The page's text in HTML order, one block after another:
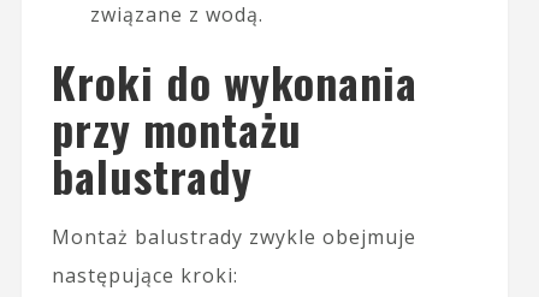
związane z wodą.
Kroki do wykonania
przy montażu
balustrady
Montaż balustrady zwykle obejmuje
następujące kroki: